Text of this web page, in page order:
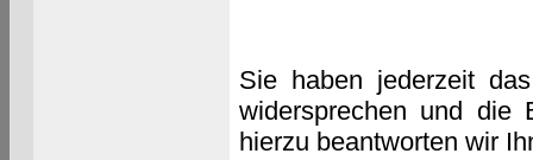
Sie haben jederzeit
widersprechen und die
hierzu beantworten wir